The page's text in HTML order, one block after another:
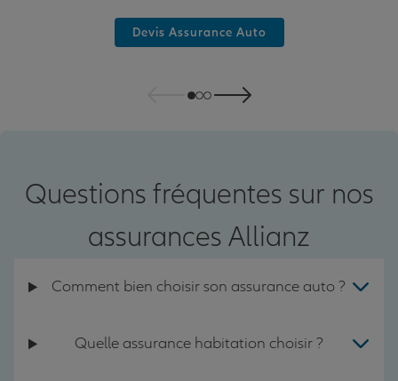
Devis Assurance Auto
Questions fréquentes sur nos
assurances Allianz
Comment bien choisir son assurance auto ?
Quelle assurance habitation choisir ?